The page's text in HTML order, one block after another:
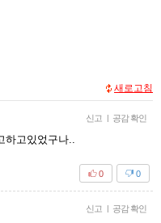
새로고침
신고 | 공감 확인
하고있었구나..
0
0
신고 | 공감 확인